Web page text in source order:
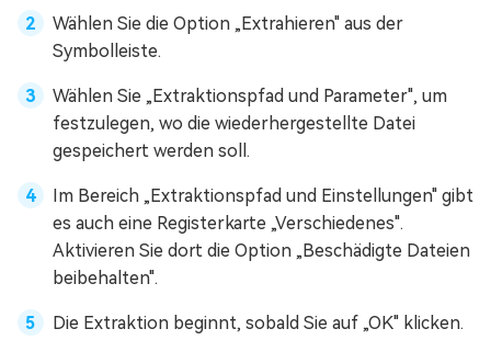
Wählen Sie die Option „Extrahieren" aus der
Symbolleiste.
Wählen Sie „Extraktionspfad und Parameter", um
festzulegen, wo die wiederhergestellte Datei
gespeichert werden soll.
Im Bereich „Extraktionspfad und Einstellungen" gibt
es auch eine Registerkarte „Verschiedenes".
Aktivieren Sie dort die Option „Beschädigte Dateien
beibehalten".
Die Extraktion beginnt, sobald Sie auf „OK" klicken.